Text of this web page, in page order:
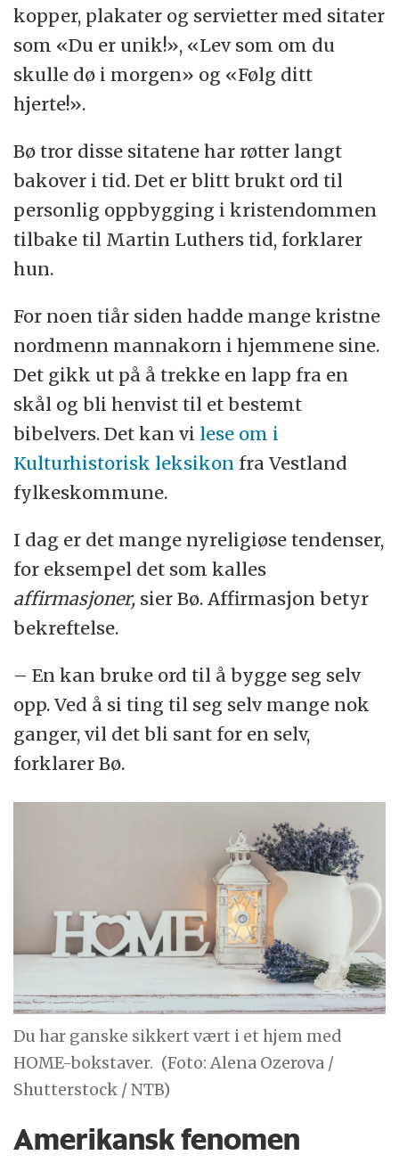
kopper, plakater og servietter med sitater
som «Du er unik!», «Lev som om du
skulle dø i morgen» og «Følg ditt
hjerte!».
Bø tror disse sitatene har røtter langt
bakover i tid. Det er blitt brukt ord til
personlig oppbygging i kristendommen
tilbake til Martin Luthers tid, forklarer
hun.
For noen tiår siden hadde mange kristne
nordmenn mannakorn i hjemmene sine.
Det gikk ut på å trekke en lapp fra en
skål og bli henvist til et bestemt
bibelvers. Det kan vi lese om i
Kulturhistorisk leksikon fra Vestland
fylkeskommune.
I dag er det mange nyreligiøse tendenser,
for eksempel det som kalles
affirmasjoner, sier Bø. Affirmasjon betyr
bekreftelse.
– En kan bruke ord til å bygge seg selv
opp. Ved å si ting til seg selv mange nok
ganger, vil det bli sant for en selv,
forklarer Bø.
Du har ganske sikkert vært i et hjem med
HOME-bokstaver. (Foto: Alena Ozerova /
Shutterstock / NTB)
Amerikansk fenomen